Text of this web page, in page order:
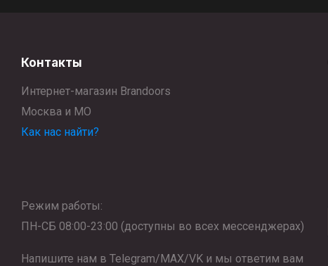
Контакты
Интернет-магазин Brandoors
Москва и МО
Как нас найти?
Режим работы:
ПН-СБ 08:00-23:00 (доступны во всех мессенджерах)
Напишите нам в Telegram/MAX/VK и мы ответим вам